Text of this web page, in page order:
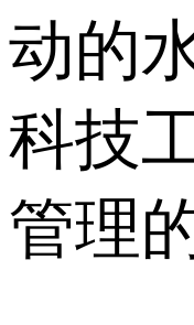
动的
科技
管理